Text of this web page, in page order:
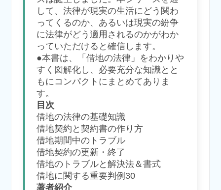
して、法律が現実の生活にどう関わ
ってくるのか、あるいは現実の紛争
に法律がどう適用されるのかがわか
っていただけると確信します。
●本書は、「借地の法律」をわかりや
すく図解化し、必要充分な知識とと
もにコンパクトにまとめてありま
す。
目次
借地の法律の基礎知識
借地契約と契約書の作り方
借地期間中のトラブル
借地契約の更新・終了
借地のトラブルと解決法＆書式
借地に関する重要判例30
著者紹介